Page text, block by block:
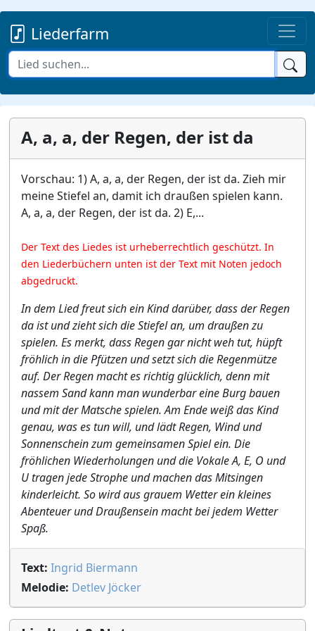
Liederfarm
A, a, a, der Regen, der ist da
Vorschau: 1) A, a, a, der Regen, der ist da. Zieh mir
meine Stiefel an, damit ich draußen spielen kann.
A, a, a, der Regen, der ist da. 2) E,...
Der Text des Liedes ist urheberrechtlich geschützt. In
den Liederbüchern unten ist der Text mit Noten jedoch
abgedruckt.
In dem Lied freut sich ein Kind darüber, dass der Regen
da ist und zieht sich die Stiefel an, um draußen zu
spielen. Es merkt, dass Regen gar nicht weh tut, hüpft
fröhlich in die Pfützen und setzt sich die Regenmütze
auf. Der Regen macht es richtig glücklich, denn mit
nassem Sand kann man wunderbar eine Burg bauen
und mit der Matsche spielen. Am Ende weiß das Kind
genau, was es tun will, und lädt Regen, Wind und
Sonnenschein zum gemeinsamen Spiel ein. Die
fröhlichen Wiederholungen und die Vokale A, E, O und
U tragen jede Strophe und machen das Mitsingen
kinderleicht. So wird aus grauem Wetter ein kleines
Abenteuer und Draußensein macht bei jedem Wetter
Spaß.
Text: Ingrid Biermann
Melodie: Detlev Jöcker